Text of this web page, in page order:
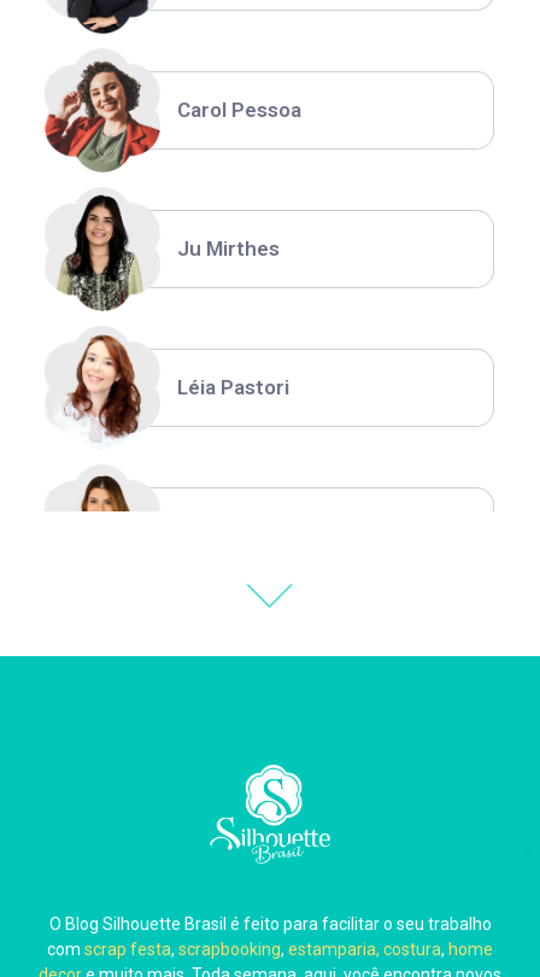
Carol Pessoa
Ju Mirthes
Léia Pastori
Thiara Ney
Carla Eschberger
Carol Pessoa
O Blog Silhouette Brasil é feito para facilitar o seu trabalho
com scrap festa, scrapbooking, estamparia, costura, home